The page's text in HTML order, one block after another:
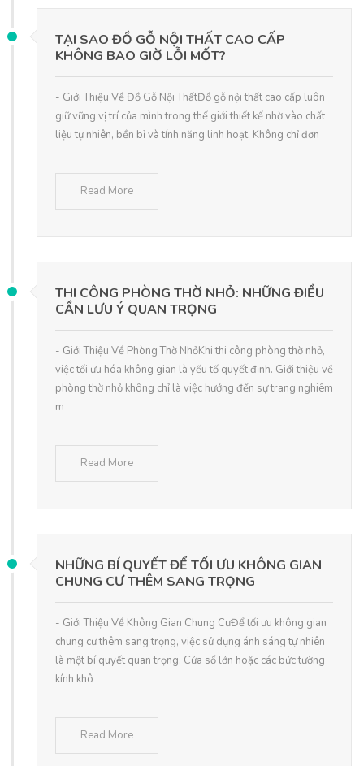
TẠI SAO ĐỒ GỖ NỘI THẤT CAO CẤP
KHÔNG BAO GIỜ LỖI MỐT?
- Giới Thiệu Về Đồ Gỗ Nội ThấtĐồ gỗ nội thất cao cấp luôn
giữ vững vị trí của mình trong thế giới thiết kế nhờ vào chất
liệu tự nhiên, bền bỉ và tính năng linh hoạt. Không chỉ đơn
Read More
THI CÔNG PHÒNG THỜ NHỎ: NHỮNG ĐIỀU
CẦN LƯU Ý QUAN TRỌNG
- Giới Thiệu Về Phòng Thờ NhỏKhi thi công phòng thờ nhỏ,
việc tối ưu hóa không gian là yếu tố quyết định. Giới thiệu về
phòng thờ nhỏ không chỉ là việc hướng đến sự trang nghiêm
m
Read More
NHỮNG BÍ QUYẾT ĐỂ TỐI ƯU KHÔNG GIAN
CHUNG CƯ THÊM SANG TRỌNG
- Giới Thiệu Về Không Gian Chung CưĐể tối ưu không gian
chung cư thêm sang trọng, việc sử dụng ánh sáng tự nhiên
là một bí quyết quan trọng. Cửa sổ lớn hoặc các bức tường
kính khô
Read More